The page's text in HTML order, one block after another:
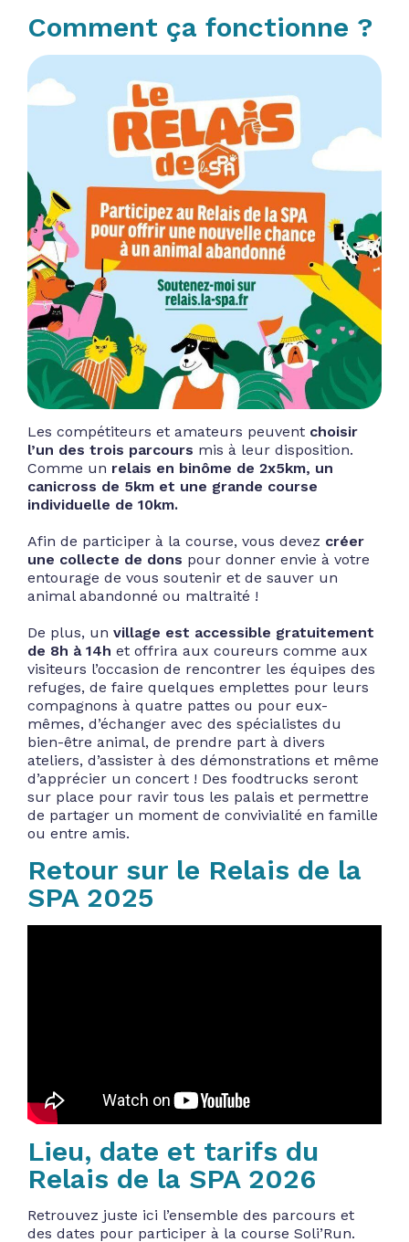
Comment ça fonctionne ?
Les compétiteurs et amateurs peuvent choisir
l’un des trois parcours mis à leur disposition.
Comme un relais en binôme de 2x5km, un
canicross de 5km et une grande course
individuelle de 10km.
Afin de participer à la course, vous devez créer
une collecte de dons pour donner envie à votre
entourage de vous soutenir et de sauver un
animal abandonné ou maltraité !
De plus, un village est accessible gratuitement
de 8h à 14h et offrira aux coureurs comme aux
visiteurs l’occasion de rencontrer les équipes des
refuges, de faire quelques emplettes pour leurs
compagnons à quatre pattes ou pour eux-
mêmes, d’échanger avec des spécialistes du
bien-être animal, de prendre part à divers
ateliers, d’assister à des démonstrations et même
d’apprécier un concert ! Des foodtrucks seront
sur place pour ravir tous les palais et permettre
de partager un moment de convivialité en famille
ou entre amis.
Retour sur le Relais de la
SPA 2025
Lieu, date et tarifs du
Relais de la SPA 2026
Retrouvez juste ici l’ensemble des parcours et
des dates pour participer à la course Soli’Run.